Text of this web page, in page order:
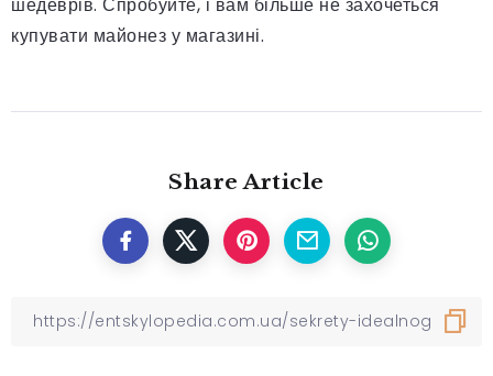
купувати майонез у магазині.
Share Article